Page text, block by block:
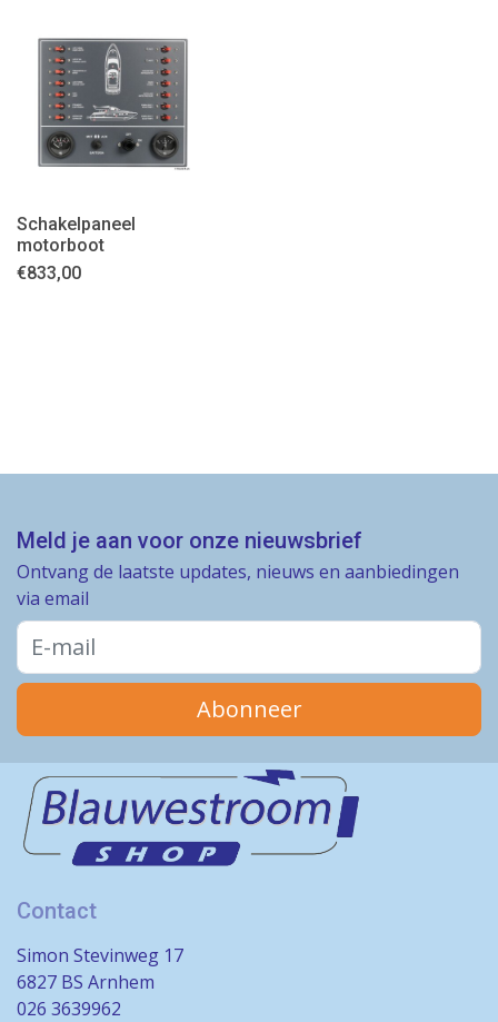
Schakelpaneel
motorboot
€833,00
Meld je aan voor onze nieuwsbrief
Ontvang de laatste updates, nieuws en aanbiedingen
via email
Abonneer
Contact
Simon Stevinweg 17
6827 BS Arnhem
026 3639962